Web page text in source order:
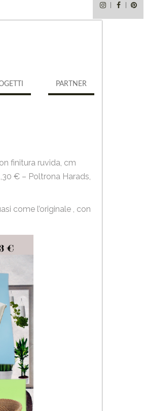
Instagram
PARTNER
finitura ruvida, cm
€ – Poltrona Harads,
come l’originale , con